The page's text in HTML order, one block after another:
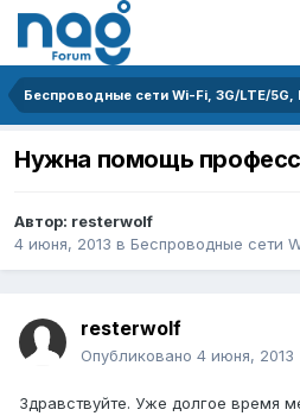
Беспроводные сети Wi-Fi, 3G/LTE/5G,
Нужна помощь
Автор: resterwolf
4 июня, 2013 в Беспроводные сети
resterwolf
Опубликовано 4 июня, 2013
Здравствуйте. Уже долгое время